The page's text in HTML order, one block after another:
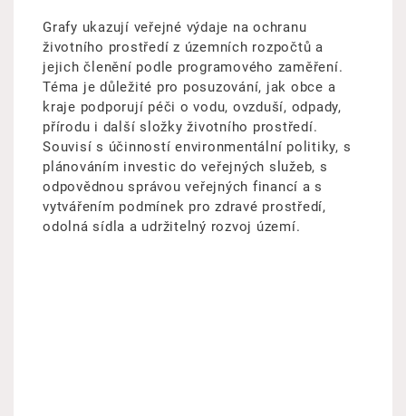
Grafy ukazují veřejné výdaje na ochranu
životního prostředí z územních rozpočtů a
jejich členění podle programového zaměření.
Téma je důležité pro posuzování, jak obce a
kraje podporují péči o vodu, ovzduší, odpady,
přírodu i další složky životního prostředí.
Souvisí s účinností environmentální politiky, s
plánováním investic do veřejných služeb, s
odpovědnou správou veřejných financí a s
vytvářením podmínek pro zdravé prostředí,
odolná sídla a udržitelný rozvoj území.